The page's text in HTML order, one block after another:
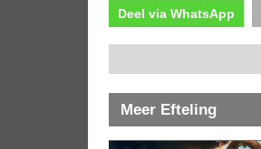
Deel via WhatsApp
Meer Efteling